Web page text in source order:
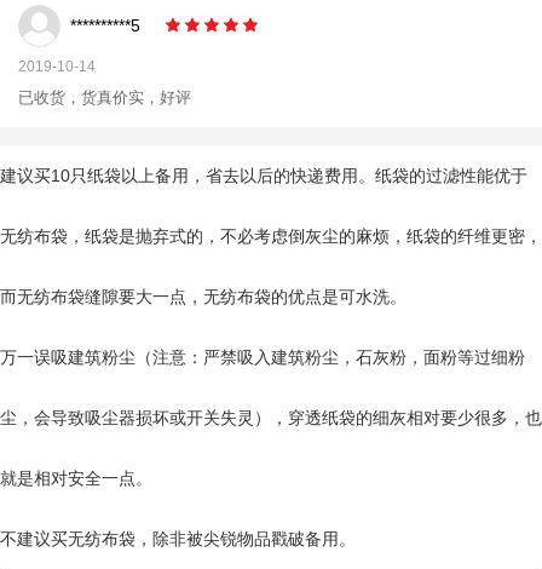
**********5
2019-10-14
已收货，货真价实，好评
建议买10只纸袋以上备用，省去以后的快递费用。纸袋的过滤性能优于
无纺布袋，纸袋是抛弃式的，不必考虑倒灰尘的麻烦，纸袋的纤维更密，
而无纺布袋缝隙要大一点，无纺布袋的优点是可水洗。
万一误吸建筑粉尘（注意：严禁吸入建筑粉尘，石灰粉，面粉等过细粉
尘，会导致吸尘器损坏或开关失灵），穿透纸袋的细灰相对要少很多，也
就是相对安全一点。
不建议买无纺布袋，除非被尖锐物品戳破备用。